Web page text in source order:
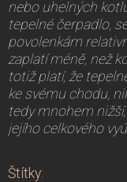
nebo uhelných
tepelné čerpadlo,
povolenkám
zaplatí méně, než
totiž platí, že
ke svému chodu,
tedy mnohem
jejího celkového
Štítky: